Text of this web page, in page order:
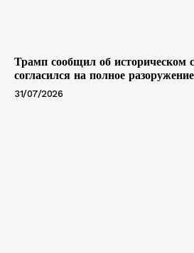
Трамп сообщил об
согласился на полное
31/07/2026